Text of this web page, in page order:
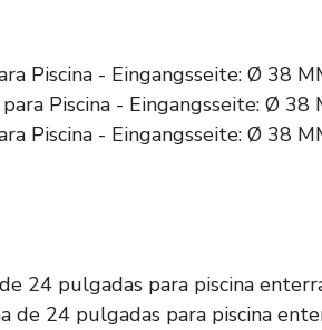
Piscina - Eingangsseite: Ø 38
Piscina - Eingangsseite: Ø 38
24 pulgadas para piscina